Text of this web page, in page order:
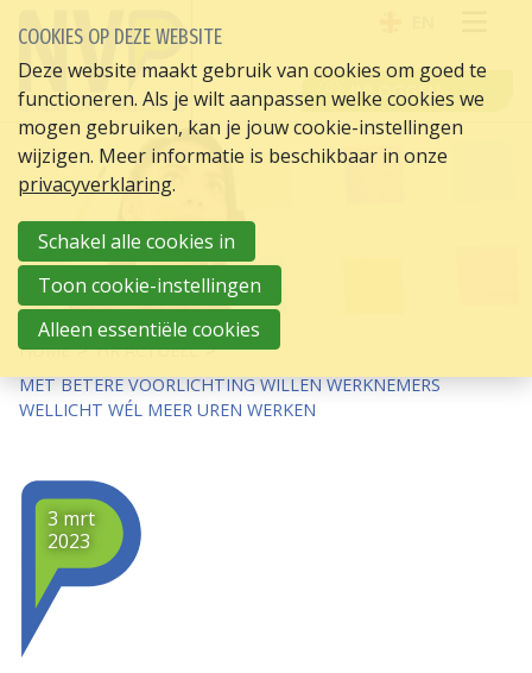
INLOGGEN
HOME
HR ACTUEEL
MET BETERE VOORLICHTING WILLEN WERKNEMERS
WELLICHT WÉL MEER UREN WERKEN
3 mrt
2023
COOKIES OP DEZE WEBSITE
Deze website maakt gebruik van cookies om goed te
functioneren. Als je wilt aanpassen welke cookies we
mogen gebruiken, kan je jouw cookie-instellingen
wijzigen. Meer informatie is beschikbaar in onze
privacyverklaring.
Schakel alle cookies in
Toon cookie-instellingen
Alleen essentiële cookies